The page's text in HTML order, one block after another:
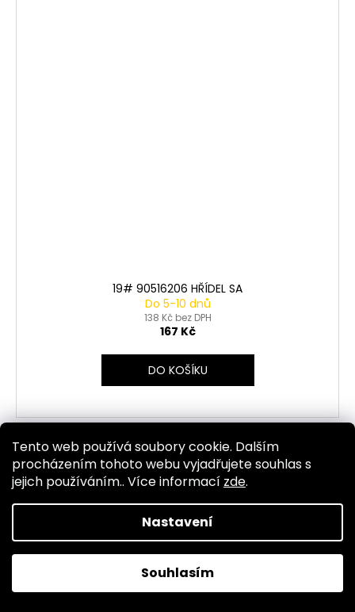
Tento web používá soubory cookie. Dalším
procházením tohoto webu vyjadřujete souhlas s
jejich používáním.. Více informací zde.
Nastavení
Souhlasím
19# 90516206 HŘÍDEL SA
Do 5-10 dnů
138 Kč bez DPH
167 Kč
DO KOŠÍKU